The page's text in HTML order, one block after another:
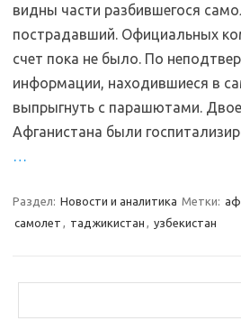
видны части разбившегося
пострадавший. Официальных
счет пока не было. По
информации, находившиеся в
выпрыгнуть с парашютами.
Афганистана были
…
Раздел: Новости и аналитика Метки:
самолет , таджикистан , узбекистан